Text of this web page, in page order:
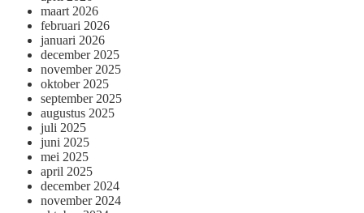
maart 2026
februari 2026
januari 2026
december 2025
november 2025
oktober 2025
september 2025
augustus 2025
juli 2025
juni 2025
mei 2025
april 2025
december 2024
november 2024